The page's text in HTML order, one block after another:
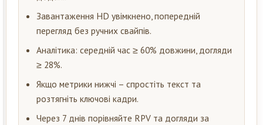
Завантаження HD увімкнено, попередній
перегляд без ручних свайпів.
Аналітика: середній час ≥ 60% довжини, догляди
≥ 28%.
Якщо метрики нижчі – спростіть текст та
розтягніть ключові кадри.
Через 7 днів порівняйте RPV та догляди за